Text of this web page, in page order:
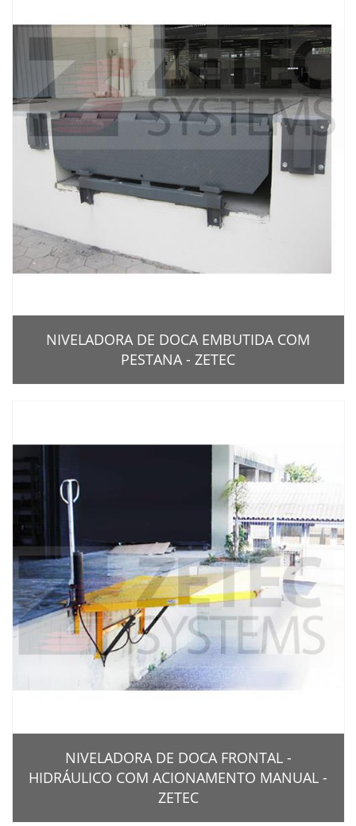
NIVELADORA DE DOCA EMBUTIDA COM
PESTANA - ZETEC
NIVELADORA DE DOCA FRONTAL -
HIDRÁULICO COM ACIONAMENTO MANUAL -
ZETEC